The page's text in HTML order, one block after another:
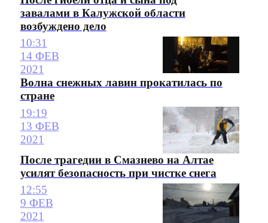
завалами в Калужской области
возбуждено дело
10:31
14 ФЕВ
2021
Волна снежных лавин прокатилась по
стране
19:19
13 ФЕВ
2021
После трагедии в Смазнево на Алтае
усилят безопасность при чистке снега
12:55
9 ФЕВ
2021